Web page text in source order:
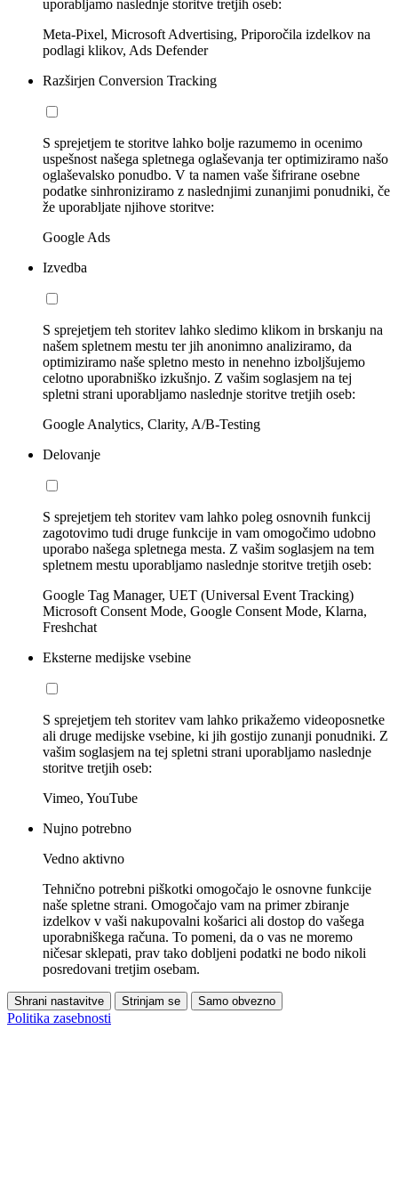
uporabljamo naslednje storitve tretjih oseb:
Meta-Pixel, Microsoft Advertising, Priporočila izdelkov na
podlagi klikov, Ads Defender
Razširjen Conversion Tracking
S sprejetjem te storitve lahko bolje razumemo in ocenimo
uspešnost našega spletnega oglaševanja ter optimiziramo našo
oglaševalsko ponudbo. V ta namen vaše šifrirane osebne
podatke sinhroniziramo z naslednjimi zunanjimi ponudniki, če
že uporabljate njihove storitve:
Google Ads
Izvedba
S sprejetjem teh storitev lahko sledimo klikom in brskanju na
našem spletnem mestu ter jih anonimno analiziramo, da
optimiziramo naše spletno mesto in nenehno izboljšujemo
celotno uporabniško izkušnjo. Z vašim soglasjem na tej
spletni strani uporabljamo naslednje storitve tretjih oseb:
Google Analytics, Clarity, A/B-Testing
Delovanje
S sprejetjem teh storitev vam lahko poleg osnovnih funkcij
zagotovimo tudi druge funkcije in vam omogočimo udobno
uporabo našega spletnega mesta. Z vašim soglasjem na tem
spletnem mestu uporabljamo naslednje storitve tretjih oseb:
Google Tag Manager, UET (Universal Event Tracking)
Microsoft Consent Mode, Google Consent Mode, Klarna,
Freshchat
Eksterne medijske vsebine
S sprejetjem teh storitev vam lahko prikažemo videoposnetke
ali druge medijske vsebine, ki jih gostijo zunanji ponudniki. Z
vašim soglasjem na tej spletni strani uporabljamo naslednje
storitve tretjih oseb:
Vimeo, YouTube
Nujno potrebno
Vedno aktivno
Tehnično potrebni piškotki omogočajo le osnovne funkcije
naše spletne strani. Omogočajo vam na primer zbiranje
izdelkov v vaši nakupovalni košarici ali dostop do vašega
uporabniškega računa. To pomeni, da o vas ne moremo
ničesar sklepati, prav tako dobljeni podatki ne bodo nikoli
posredovani tretjim osebam.
Shrani nastavitve Strinjam se Samo obvezno
Politika zasebnosti